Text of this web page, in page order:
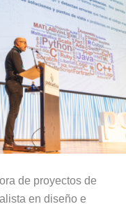
de proyectos de
en diseño e